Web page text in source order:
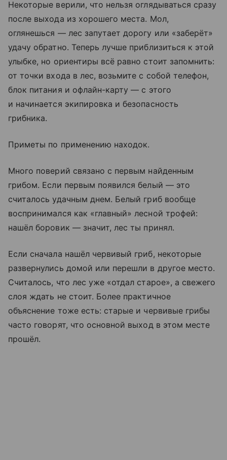
Некоторые верили, что нельзя оглядываться сразу
после выхода из хорошего места. Мол,
оглянешься — лес запутает дорогу или «заберёт»
удачу обратно. Теперь лучше приблизиться к этой
улыбке, но ориентиры всё равно стоит запомнить:
от точки входа в лес, возьмите с собой телефон,
блок питания и офлайн-карту — с этого
и начинается экипировка и безопасность
грибника.
Приметы по применению находок.
Много поверий связано с первым найденным
грибом. Если первым появился белый — это
считалось удачным днем. Белый гриб вообще
воспринимался как «главный» лесной трофей:
нашёл боровик — значит, лес ты принял.
Если сначала нашёл червивый гриб, некоторые
развернулись домой или перешли в другое место.
Считалось, что лес уже «отдал старое», а свежего
слоя ждать не стоит. Более практичное
объяснение тоже есть: старые и червивые грибы
часто говорят, что основной выход в этом месте
прошёл.